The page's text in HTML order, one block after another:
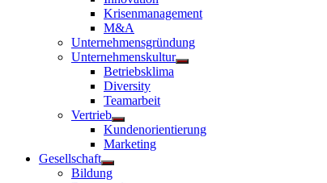
anzeigen
Krisenmanagement
M&A
Unternehmensgründung
Unternehmenskultur
Untermenü
Betriebsklima
Diversity
Teamarbeit
Vertrieb
Untermenü
anzeigen
Kundenorientierung
Marketing
Gesellschaft
Untermenü
anzeigen
Bildung